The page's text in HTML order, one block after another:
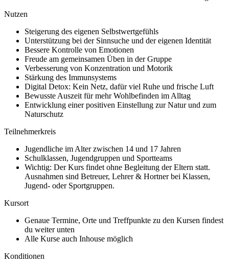
Nutzen
Steigerung des eigenen Selbstwertgefühls
Unterstützung bei der Sinnsuche und der eigenen Identität
Bessere Kontrolle von Emotionen
Freude am gemeinsamen Üben in der Gruppe
Verbesserung von Konzentration und Motorik
Stärkung des Immunsystems
Digital Detox: Kein Netz, dafür viel Ruhe und frische Luft
Bewusste Auszeit für mehr Wohlbefinden im Alltag
Entwicklung einer positiven Einstellung zur Natur und zum
Naturschutz
Teilnehmerkreis
Jugendliche im Alter zwischen 14 und 17 Jahren
Schulklassen, Jugendgruppen und Sportteams
Wichtig: Der Kurs findet ohne Begleitung der Eltern statt.
Ausnahmen sind Betreuer, Lehrer & Hortner bei Klassen,
Jugend- oder Sportgruppen.
Kursort
Genaue Termine, Orte und Treffpunkte zu den Kursen findest
du weiter unten
Alle Kurse auch Inhouse möglich
Konditionen